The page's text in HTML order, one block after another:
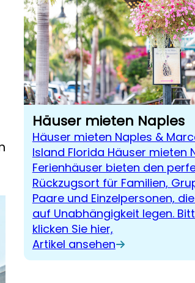
Häuser mieten Naples
Häuser mieten Naples &
Island Florida Häuser mieten
Ferienhäuser bieten den
Rückzugsort für Familien,
Paare und Einzelpersonen,
auf Unabhängigkeit legen.
klicken Sie hier,
Artikel ansehen